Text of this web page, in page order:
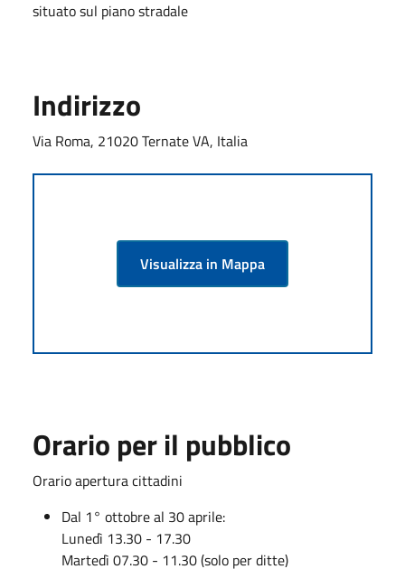
situato sul piano stradale
Indirizzo
Via Roma, 21020 Ternate VA, Italia
Visualizza in Mappa
Orario per il pubblico
Orario apertura cittadini
Dal 1° ottobre al 30 aprile:
Lunedì 13.30 - 17.30
Martedì 07.30 - 11.30 (solo per ditte)